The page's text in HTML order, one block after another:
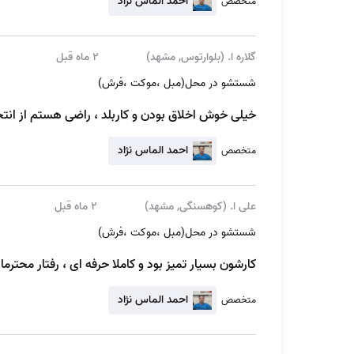
نحوه ثبت سفارش مبل شویی در صیاد
برای ثبت سفارش خیلی آسان بر روی گزینه «شروع
سفارش آنلاین خدمات شستشوی مبل
برای ثبت سفارش خود، نام آچاره را جستجو کرده و
سفارش را پر کنید. شما با پاسخ به چند سوال ساده و
اپلیکیشن آچاره برای ثبت سفارش‌ها
اپلیکیشن آچاره را از گوگل پلی یا بازار نصب کنید
گلاره ا. (بلوار‌توس, مشهد) 2 ماه قبل
شستشو در محل(مبل ،موکت ،فرش)
خیلی خوش اخلاق بودن و کاربلد ، راضی هستم از
متخصص احمد الماس نژاد
علی ا. (کوهسنگی, مشهد) 2 ماه قبل
شستشو در محل(مبل ،موکت ،فرش)
کارشون بسیار تمیز بود و کاملا حرفه ای ، رفتار
متخصص احمد الماس نژاد